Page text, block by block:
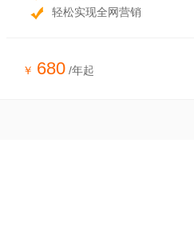
轻松实现全网营销
￥ 680 /年起